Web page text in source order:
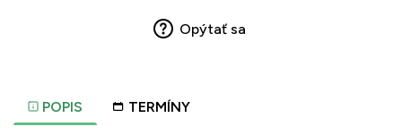
POPIS TERMÍNY
Opýtať sa